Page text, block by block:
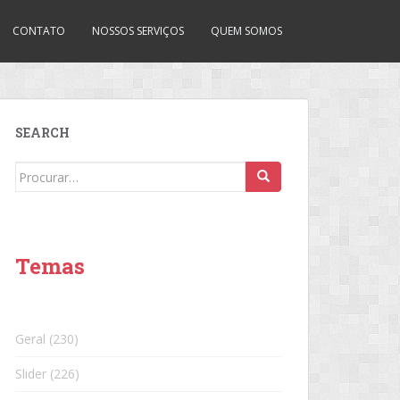
CONTATO NOSSOS SERVIÇOS QUEM SOMOS
SEARCH
Search
Temas
Geral (230)
Slider (226)